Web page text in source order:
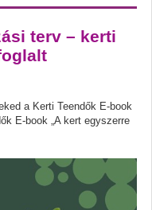
terv – kerti
a Kerti Teendők E-book
E-book „A kert egyszerre